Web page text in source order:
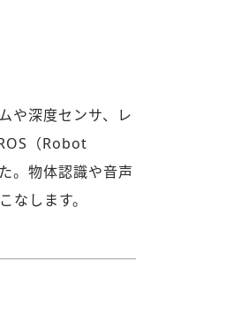
や深度センサ、レ
（Robot
。物体認識や音声
します。